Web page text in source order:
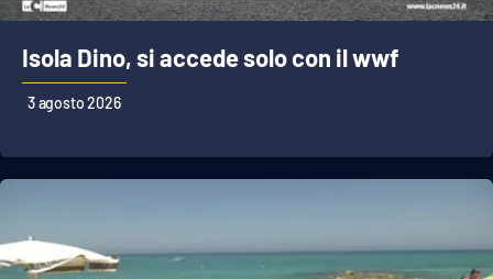
Isola Dino, si accede solo con il wwf
3 agosto 2026